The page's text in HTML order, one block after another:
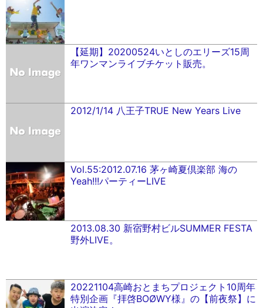
【延期】20200524いとしのエリーズ15周
年ワンマンライブチケット販売。
2012/1/14 八王子TRUE New Years Live
Vol.55:2012.07.16 茅ヶ崎夏倶楽部 海の
Yeah!!!パーティーLIVE
2013.08.30 新宿野村ビルSUMMER FESTA
野外LIVE。
20221104高崎おとまちプロジェクト10周年
特別企画『拝啓BOØWY様』の【前夜祭】に